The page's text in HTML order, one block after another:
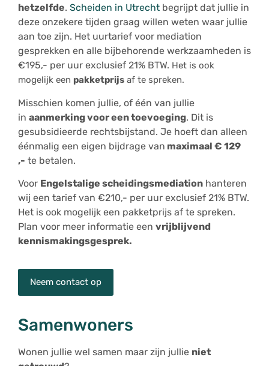
hetzelfde. Scheiden in Utrecht begrijpt dat jullie in
deze onzekere tijden graag willen weten waar jullie
aan toe zijn. Het uurtarief voor mediation
gesprekken en alle bijbehorende werkzaamheden is
€195,- per uur exclusief 21% BTW. Het is ook
mogelijk een pakketprijs af te spreken.
Misschien komen jullie, of één van jullie
in aanmerking voor een toevoeging. Dit is
gesubsidieerde rechtsbijstand. Je hoeft dan alleen
éénmalig een eigen bijdrage van maximaal € 129
,- te betalen.
Voor Engelstalige scheidingsmediation hanteren
wij een tarief van €210,- per uur exclusief 21% BTW.
Het is ook mogelijk een pakketprijs af te spreken.
Plan voor meer informatie een vrijblijvend
kennismakingsgesprek.
Neem contact op
Samenwoners
Wonen jullie wel samen maar zijn jullie niet